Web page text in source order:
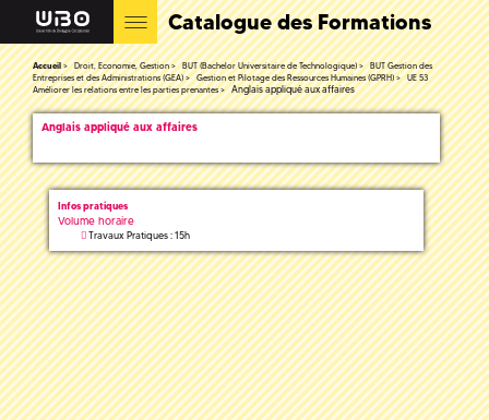
Catalogue des Formations
Accueil Droit, Economie, Gestion BUT (Bachelor Universitaire de Technologique)
BUT Gestion des
Entreprises et des Administrations (GEA)
Gestion et Pilotage des Ressources Humaines (GPRH)
UE 53
Améliorer les relations entre les parties prenantes
Anglais appliqué aux affaires
Anglais appliqué aux affaires
Infos pratiques
Volume horaire
Travaux Pratiques : 15h